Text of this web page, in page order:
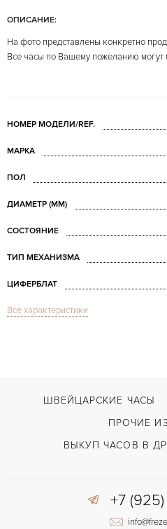
ОПИСАНИЕ:
На фото представлены конкретно
Все часы по Вашему пожеланию могут
НОМЕР МОДЕЛИ/REF.
МАРКА
ПОЛ
ДИАМЕТР (MM)
СОСТОЯНИЕ
ТИП МЕХАНИЗМА
ЦИФЕРБЛАТ
СТЕКЛО
ВОЗМОЖНОСТИ ДОСТАВКИ
ЦВЕТ БРАСЛЕТА
Все характеристики
ШВЕЙЦАРСКИЕ ЧАСЫ
ПРОЧИЕ
ВЫКУП ЧАСОВ В
+7 (925)